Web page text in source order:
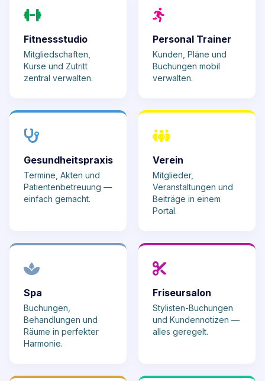
Fitnessstudio
Mitgliedschaften,
Kurse und Zutritt
zentral verwalten.
Personal Trainer
Kunden, Pläne und
Buchungen mobil
verwalten.
Gesundheitspraxis
Termine, Akten und
Patientenbetreuung —
einfach gemacht.
Verein
Mitglieder,
Veranstaltungen und
Beiträge in einem
Portal.
Spa
Buchungen,
Behandlungen und
Räume in perfekter
Harmonie.
Friseursalon
Stylisten-Buchungen
und Kundennotizen —
alles geregelt.